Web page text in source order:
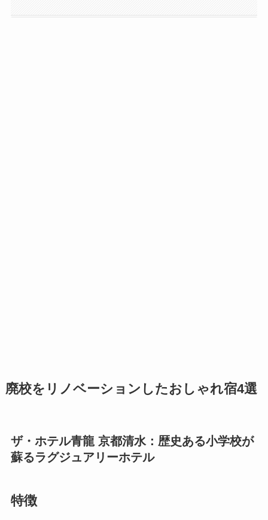
廃校をリノベーションしたおしゃれ宿4選
ザ・ホテル青龍 京都清水：歴史ある小学校が
蘇るラグジュアリーホテル
特徴